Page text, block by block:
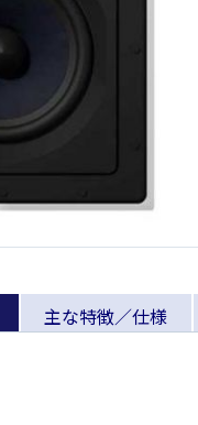
主な特徴／仕様